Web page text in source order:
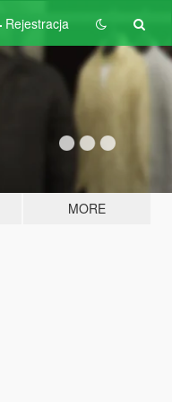
Rejestracja
MORE